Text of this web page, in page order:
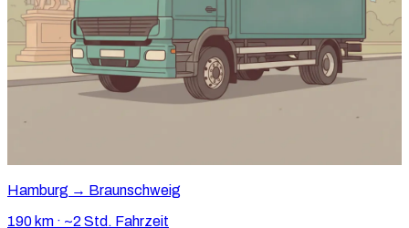
Hamburg → Braunschweig
190 km · ~2 Std. Fahrzeit